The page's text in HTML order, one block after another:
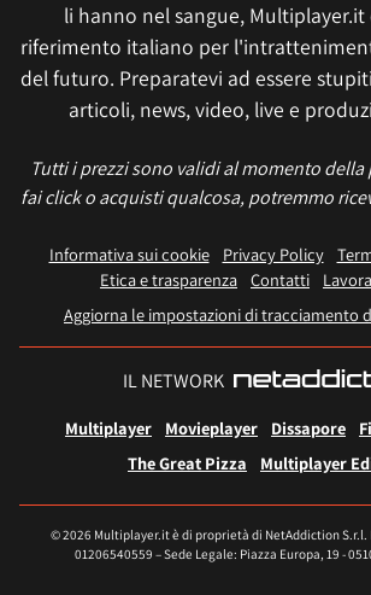
li hanno nel sangue,
riferimento italiano per
del futuro. Preparatevi ad essere
articoli, news, video, live e
Tutti i prezzi sono validi al momento della
fai click o acquisti qualcosa, potremmo
Informativa sui cookie Privacy Policy
Etica e trasparenza Contatti
Aggiorna le impostazioni di tracciamento
IL NETWORK
Multiplayer Movieplayer Dissapore
The Great Pizza
Multiplayer
© 2026 Multiplayer.it è di proprietà di NetAddiction S.r.l.
01206540559 – Sede Legale: Piazza Europa, 19 -